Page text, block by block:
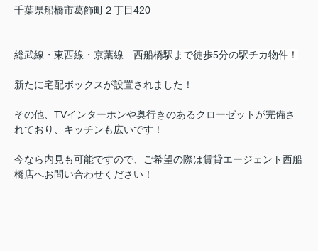
千葉県船橋市葛飾町２丁目420
総武線・東西線・京葉線 西船橋駅まで徒歩5分の駅チカ物件！
新たに宅配ボックスが設置されました！
その他、TVインターホンや奥行きのあるクローゼットが完備さ
れており、キッチンも広いです！
今なら内見も可能ですので、ご希望の際は賃貸エージェント西船
橋店へお問い合わせください！